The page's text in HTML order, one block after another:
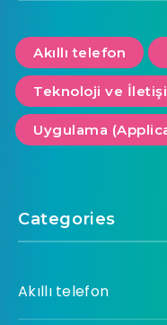
Akıllı telefon
Teknoloji ve
Uygulama
Categories
Akıllı telefon